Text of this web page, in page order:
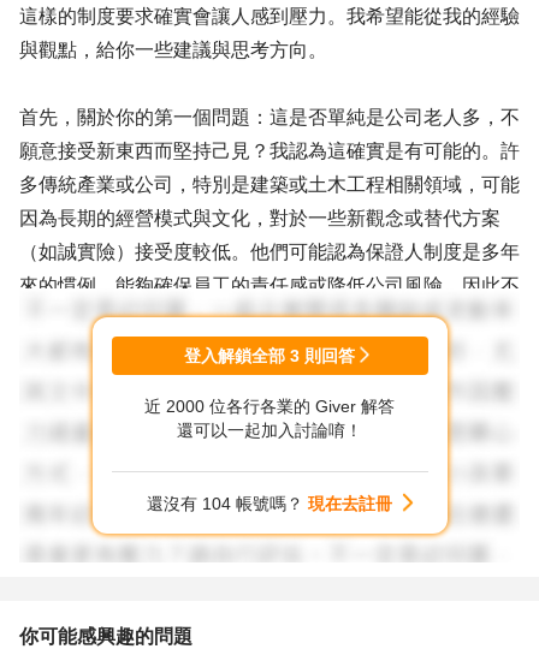
這樣的制度要求確實會讓人感到壓力。我希望能從我的經驗
與觀點，給你一些建議與思考方向。
首先，關於你的第一個問題：這是否單純是公司老人多，不
願意接受新東西而堅持己見？我認為這確實是有可能的。許
多傳統產業或公司，特別是建築或土木工程相關領域，可能
因為長期的經營模式與文化，對於一些新觀念或替代方案
（如誠實險）接受度較低。他們可能認為保證人制度是多年
來的慣例，能夠確保員工的責任感或降低公司風險，因此不
願意改變。這不一定是針對個人，而是公司整體文化或管理
層的思維模式使然。
再來，關於保證人制度的規定，例如不能找配偶或直系血
盾。從法律層面來看，台灣的《勞動基準法》中並沒有明文
規定公司必須要求員工提供保證人，這更多是企業內部的政
《勞動基準法》，雇主不得強迫勞工從事非契約約定之工作
登入解鎖全部 3 則回答
近 2000 位各行各業的 Giver 解答
還可以一起加入討論唷！
還沒有 104 帳號嗎？ 現在去註冊
你可能感興趣的問題